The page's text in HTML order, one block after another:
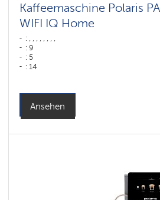
Kaffeemaschine Polaris
WIFI IQ Home
: , , , , , , , ,
: 9
: 5
: 14
: ,
Farbe: черный
Ansehen